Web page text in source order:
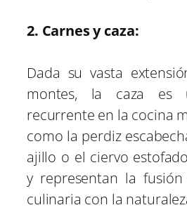
2. Carnes y caza:
Dada su vasta
montes, la caza es
recurrente en la cocina
como la perdiz
ajillo o el ciervo
y representan la
culinaria con la